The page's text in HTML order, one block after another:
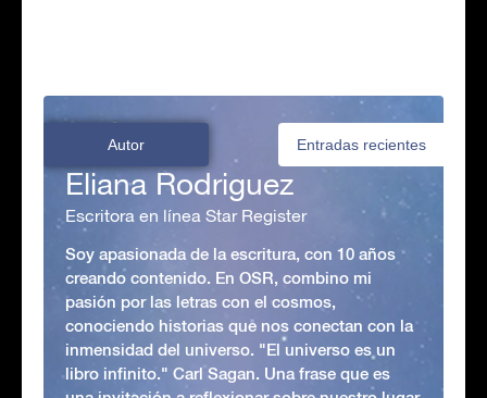
Autor Entradas recientes
Eliana Rodriguez
Escritora en línea Star Register
Soy apasionada de la escritura, con 10 años
creando contenido. En OSR, combino mi
pasión por las letras con el cosmos,
conociendo historias que nos conectan con la
inmensidad del universo. "El universo es un
libro infinito." Carl Sagan. Una frase que es